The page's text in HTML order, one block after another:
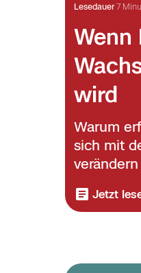
Lesedauer7
Wenn
wird
Warum
sich mit
Jetzt